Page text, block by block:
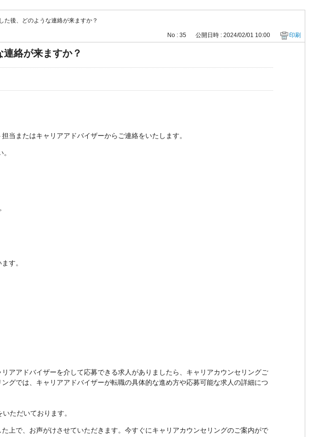
た後、どのような連絡が来ますか？
No : 35 公開日時 : 2024/02/01 10:00 印刷
絡が来ますか？
当またはキャリアアドバイザーからご連絡をいたします。
す。
アアドバイザーを介して応募できる求人がありましたら、キャリアカウンセリングご
グでは、キャリアアドバイザーが転職の具体的な進め方や応募可能な求人の詳細につ
ただいております。
上で、お声がけさせていただきます。今すぐにキャリアカウンセリングのご案内がで